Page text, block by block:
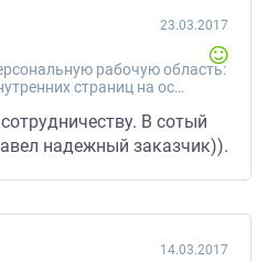
рабочую область:
«Нарисовать дизайн 8 внутренних страниц на основе главной стр. сайта»
23.03.2017
В сотый
надежный заказчик)).
14.03.2017